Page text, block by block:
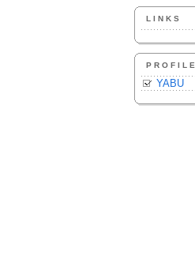
LINKS
PROFILE
YABU